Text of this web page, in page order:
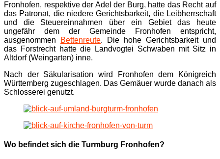
Fronhofen, respektive der Adel der Burg, hatte das Recht auf
das Patronat, die niedere Gerichtsbarkeit, die Leibherrschaft
und die Steuereinnahmen über ein Gebiet das heute
ungefähr dem der Gemeinde Fronhofen entspricht,
ausgenommen
Bettenreute. Die hohe Gerichtsbarkeit und
das Forstrecht hatte die Landvogtei Schwaben mit Sitz in
Altdorf (Weingarten) inne.
Nach der Säkularisation wird Fronhofen dem Königreich
Württemberg zugeschlagen. Das Gemäuer wurde danach als
Schlosserei genutzt.
Wo befindet sich die Turmburg Fronhofen?